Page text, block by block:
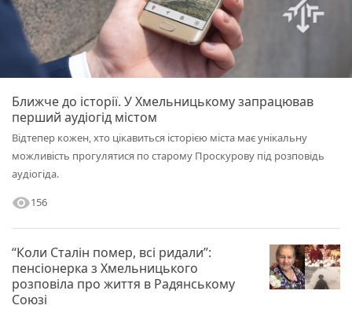
Ближче до історії. У Хмельницькому запрацював
перший аудіогід містом
Відтепер кожен, хто цікавиться історією міста має унікальну
можливість прогулятися по старому Проскурову під розповідь
аудіогіда.
visibility156
“Коли Сталін помер, всі ридали”:
пенсіонерка з Хмельницького
розповіла про життя в Радянському
Союзі